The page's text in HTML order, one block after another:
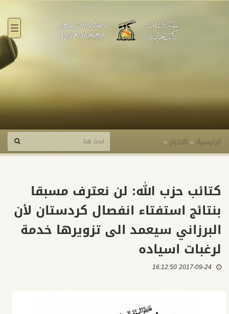
الرئيسية » الاخبار »
كتائب حزب الله: لن نعترف مسبقا
بنتائج استفتاء انفصال كردستان لأن
البرزاني سيعمد الى تزويرها خدمة
لرغبات اسياده
2017-09-24 16:12:50